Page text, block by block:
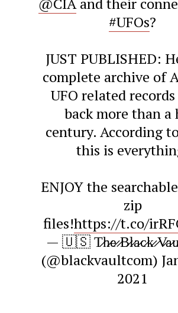
#UFOs?
JUST PUBLISHED:
complete archive of
UFO related
back more than a
century. According
this is
ENJOY the
zip
files!https://t.co/
— 🇺🇸 T̷h̷e̷ ̷B̷l̷a̷c̷k̷
(@blackvaultcom)
2021